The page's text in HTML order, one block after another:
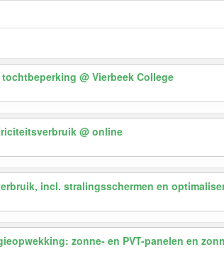
tochtbeperking@ Vierbeek College
@ online
incl. stralingsschermen en
zonne- en PVT-panelen en